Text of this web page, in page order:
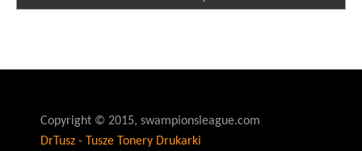
Copyright © 2015, swampionsleague.com
DrTusz - Tusze Tonery Drukarki